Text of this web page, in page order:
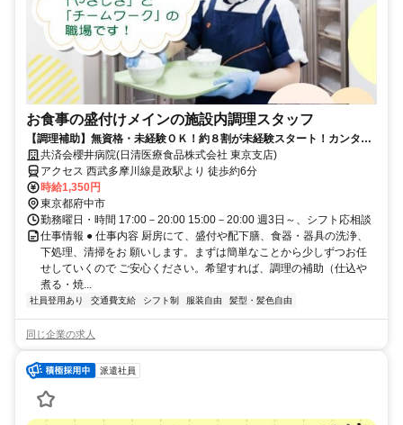
お食事の盛付けメインの施設内調理スタッフ
【調理補助】無資格・未経験ＯＫ！約８割が未経験スタート！カンタン
な盛付・配下膳・洗浄など
共済会櫻井病院(日清医療食品株式会社 東京支店)
アクセス 西武多摩川線是政駅より 徒歩約6分
時給1,350円
東京都府中市
勤務曜日・時間 17:00－20:00 15:00－20:00 週3日～、シフト応相談
仕事情報 ● 仕事内容 厨房にて、盛付や配下膳、食器・器具の洗浄、
下処理、清掃をお 願いします。まずは簡単なことから少しずつお任
せしていくので ご安心ください。希望すれば、調理の補助（仕込や
煮る・焼...
社員登用あり 交通費支給 シフト制 服装自由 髪型・髪色自由
同じ企業の求人
派遣社員